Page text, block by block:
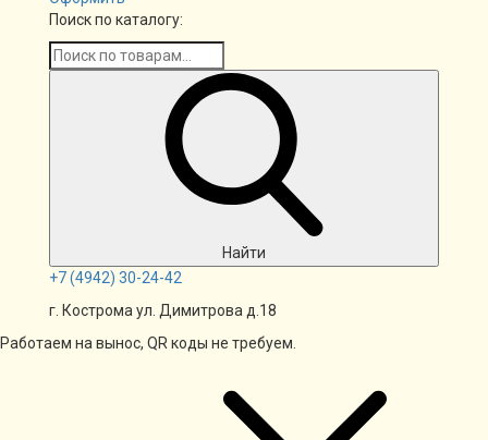
Поиск по каталогу:
Найти
+7(4942) 30-24-42
г. Кострома ул. Димитрова д.18
Работаем на вынос, QR коды не требуем.